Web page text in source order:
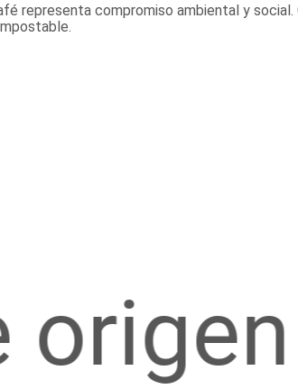
representa compromiso ambiental y